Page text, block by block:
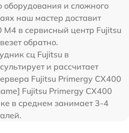
оборудования и сложного
наш мастер доставит
M4 в сервисный центр Fujitsu
обратно.
сц Fujitsu в
и рассчитает
Fujitsu Primergy CX400
Fujitsu Primergy CX400
в среднем занимает 3-4